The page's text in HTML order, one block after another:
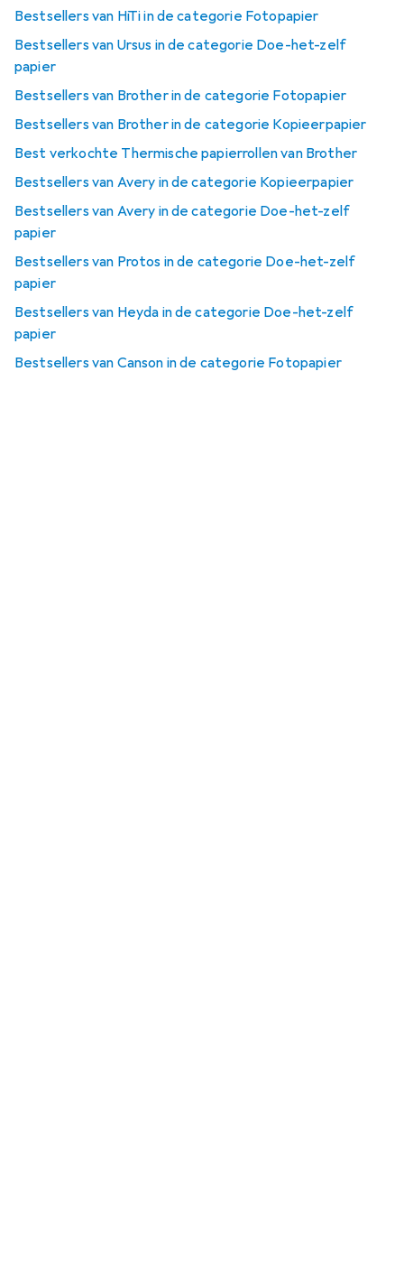
Bestsellers van HiTi in de categorie Fotopapier
Bestsellers van Ursus in de categorie Doe-het-zelf
papier
Bestsellers van Brother in de categorie Fotopapier
Bestsellers van Brother in de categorie Kopieerpapier
Best verkochte Thermische papierrollen van Brother
Bestsellers van Avery in de categorie Kopieerpapier
Bestsellers van Avery in de categorie Doe-het-zelf
papier
Bestsellers van Protos in de categorie Doe-het-zelf
papier
Bestsellers van Heyda in de categorie Doe-het-zelf
papier
Bestsellers van Canson in de categorie Fotopapier